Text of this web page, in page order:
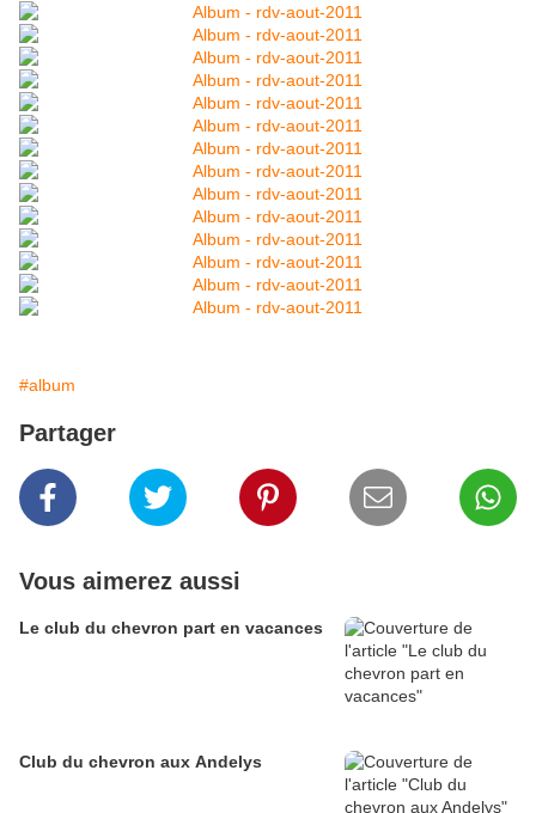
#album
Partager
Vous aimerez aussi
Le club du chevron part en vacances
Club du chevron aux Andelys